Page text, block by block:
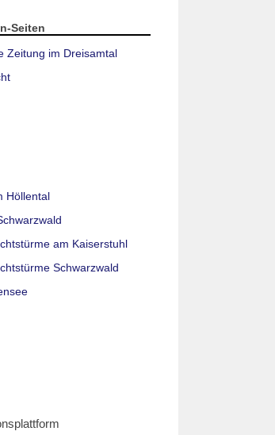
Seiten
Zeitung im Dreisamtal
Höllental
am Kaiserstuhl
Schwarzwald